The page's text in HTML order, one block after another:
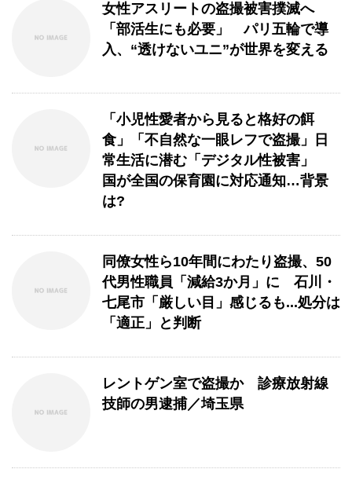
女性アスリートの盗撮被害撲滅へ
「部活生にも必要」 パリ五輪で導
入、“透けないユニ”が世界を変える
「小児性愛者から見ると格好の餌
食」「不自然な一眼レフで盗撮」日
常生活に潜む「デジタル性被害」
国が全国の保育園に対応通知…背景
は?
同僚女性ら10年間にわたり盗撮、50
代男性職員「減給3か月」に 石川・
七尾市「厳しい目」感じるも...処分は
「適正」と判断
レントゲン室で盗撮か 診療放射線
技師の男逮捕／埼玉県